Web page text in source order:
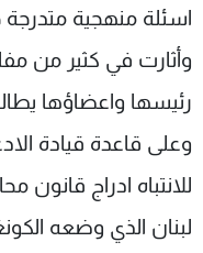
اسئلة منهجية متدرجة
وأثارت في كثير من
رئيسها واعضاؤها
وعلى قاعدة قيادة
للانتباه ادراج
لبنان الذي وضعه